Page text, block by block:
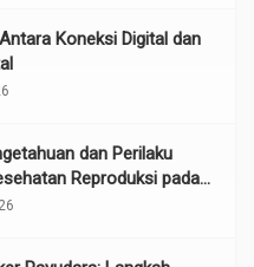
Koneksi Digital dan
dan Perilaku
Reproduksi pada
dan Konseling di